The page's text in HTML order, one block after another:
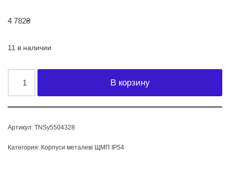
4 782₴
11 в наличии
В корзину
Артикул: TNSy5504328
Категория: Корпуси металеві ЩМП IP54